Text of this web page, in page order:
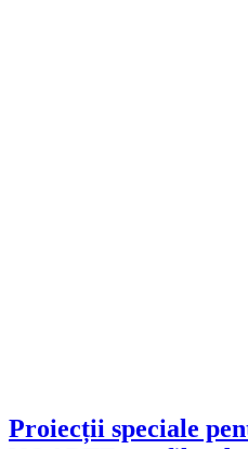
Proiecții speciale